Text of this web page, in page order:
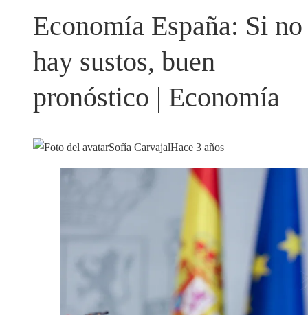
Economía España: Si no
hay sustos, buen
pronóstico | Economía
Sofía CarvajalHace 3 años